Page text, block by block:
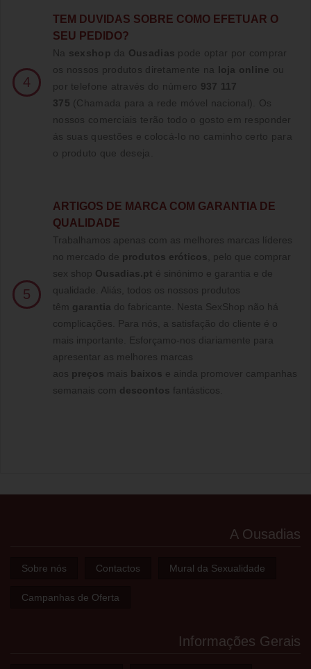
4
TE M DUVIDAS SOBRE COMO EFETUAR O
SEU PEDIDO?
Na sexshop da Ousadias pode optar por comprar
os nossos produtos diretamente na loja online ou
por telefone através do número 937 117
375 (Chamada para a rede móvel nacional)
. Os
nossos comerciais terão todo o gosto em responder
ás suas questões e colocá-lo no caminho certo para
o produto que deseja.
5
ARTIGOS DE MARCA COM GARANTIA DE
QUALIDADE
Trabalhamos apenas com as melhores marcas líderes
no mercado de produtos eróticos , pelo que comprar
sex shop Ousadias.pt é sinónimo e garantia e de
qualidade. Aliás, todos os nossos produtos
têm garantia do fabricante. Nesta SexShop não há
complicações. Para nós, a satisfação do cliente é o
mais importante. Esforçamo-nos diariamente para
apresentar as melhores marcas
aos preços mais baixos e ainda promover campanhas
semanais com descontos fantásticos.
A Ousadias
Sobre nós Contactos Mural da Sexualidade
Campanhas de Oferta
Informações Gerais